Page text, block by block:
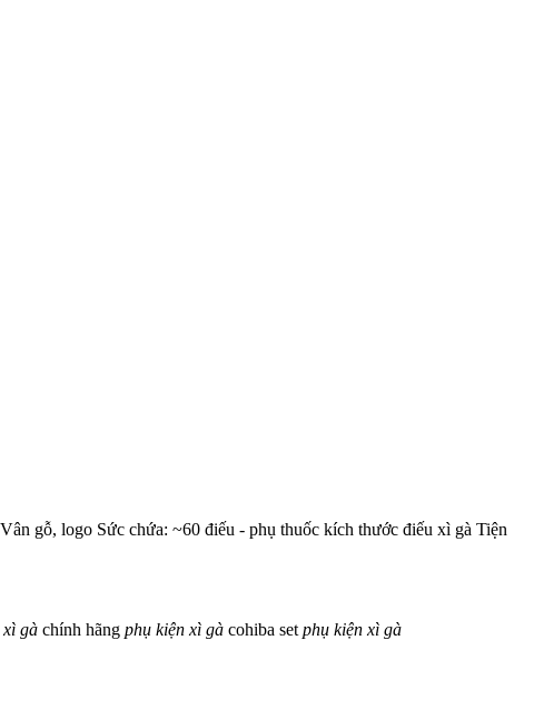
gỗ, logo Sức chứa: ~60 điếu - phụ thuốc kích thước điếu xì gà Tiện
xì gà chính hãng phụ kiện xì gà cohiba set phụ kiện xì gà